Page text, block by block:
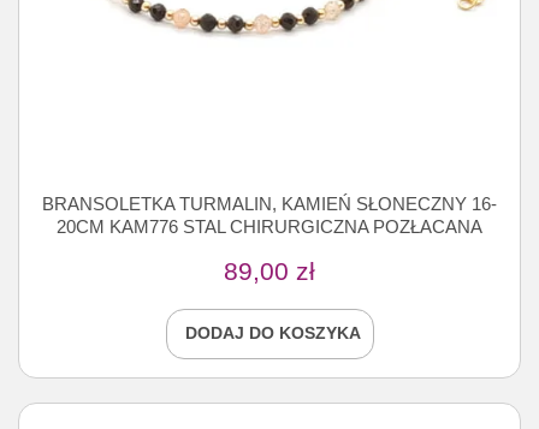
BRANSOLETKA TURMALIN, KAMIEŃ SŁONECZNY 16-
20CM KAM776 STAL CHIRURGICZNA POZŁACANA
89,00 zł
DODAJ DO KOSZYKA